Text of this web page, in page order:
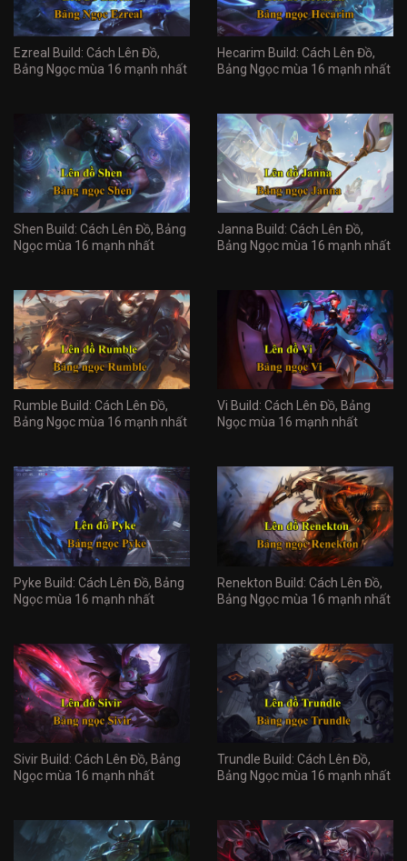
Ezreal Build: Cách Lên Đồ,
Bảng Ngọc mùa 16 mạnh nhất
Hecarim Build: Cách Lên Đồ,
Bảng Ngọc mùa 16 mạnh nhất
Shen Build: Cách Lên Đồ, Bảng
Ngọc mùa 16 mạnh nhất
Janna Build: Cách Lên Đồ,
Bảng Ngọc mùa 16 mạnh nhất
Rumble Build: Cách Lên Đồ,
Bảng Ngọc mùa 16 mạnh nhất
Vi Build: Cách Lên Đồ, Bảng
Ngọc mùa 16 mạnh nhất
Pyke Build: Cách Lên Đồ, Bảng
Ngọc mùa 16 mạnh nhất
Renekton Build: Cách Lên Đồ,
Bảng Ngọc mùa 16 mạnh nhất
Sivir Build: Cách Lên Đồ, Bảng
Ngọc mùa 16 mạnh nhất
Trundle Build: Cách Lên Đồ,
Bảng Ngọc mùa 16 mạnh nhất